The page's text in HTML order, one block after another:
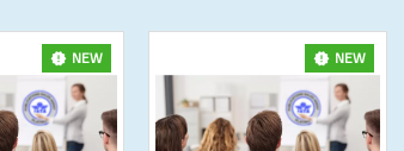
NEW NEW